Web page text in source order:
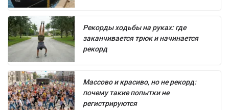
Рекорды ходьбы на руках: где
заканчивается трюк и начинается
рекорд
Массово и красиво, но не рекорд:
почему такие попытки не
регистрируются